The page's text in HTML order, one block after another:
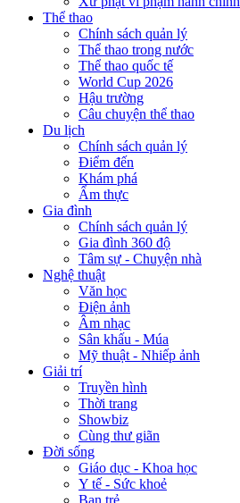
Thể thao
Chính sách quản lý
Thể thao trong nước
Thể thao quốc tế
World Cup 2026
Hậu trường
Câu chuyện thể thao
Du lịch
Chính sách quản lý
Điểm đến
Khám phá
Ẩm thực
Gia đình
Chính sách quản lý
Gia đình 360 độ
Tâm sự - Chuyện nhà
Nghệ thuật
Văn học
Điện ảnh
Âm nhạc
Sân khấu - Múa
Mỹ thuật - Nhiếp ảnh
Giải trí
Truyền hình
Thời trang
Showbiz
Cùng thư giãn
Đời sống
Giáo dục - Khoa học
Y tế - Sức khoẻ
Bạn trẻ